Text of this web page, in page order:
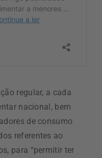
regular, a cada
nacional, bem
de consumo
referentes ao
para “permitir ter